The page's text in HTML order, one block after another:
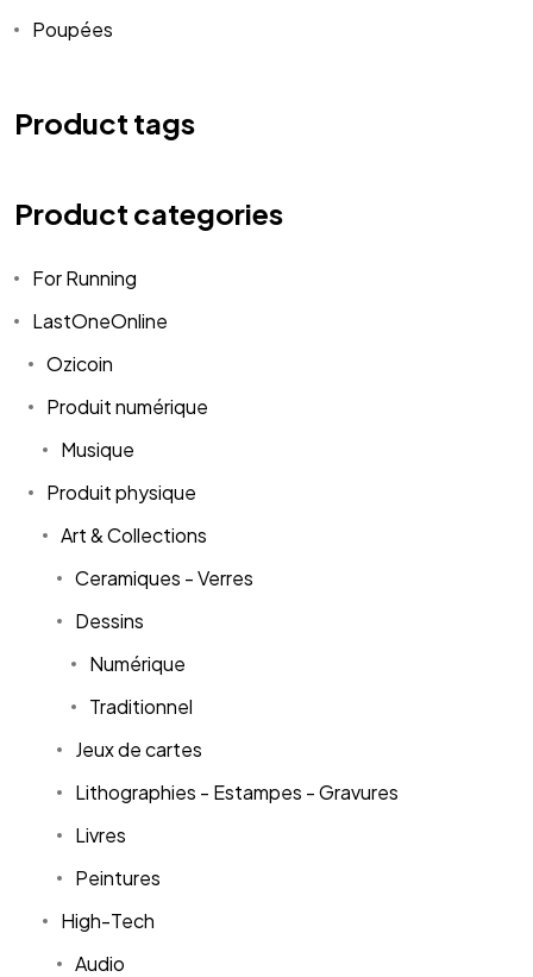
Poupées
Product tags
Product categories
For Running
LastOneOnline
Ozicoin
Produit numérique
Musique
Produit physique
Art & Collections
Ceramiques - Verres
Dessins
Numérique
Traditionnel
Jeux de cartes
Lithographies - Estampes - Gravures
Livres
Peintures
High-Tech
Audio